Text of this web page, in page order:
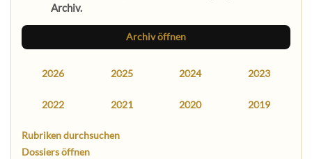
Archiv.
Archiv öffnen
2026 2025 2024 2023
2022 2021 2020 2019
Rubriken durchsuchen
Dossiers öffnen